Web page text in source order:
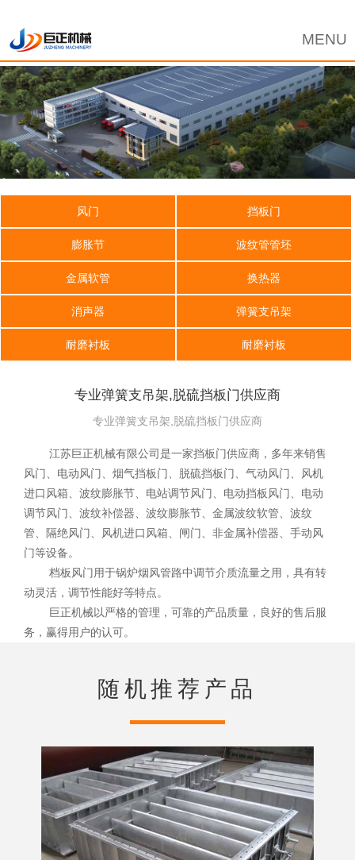
风门 挡板门
膨胀节 波纹管管坯
金属软管 换热器
消声器 弹簧支吊架
耐磨衬板 耐磨衬板
专业弹簧支吊架,脱硫挡板门供应商
专业弹簧支吊架,脱硫挡板门供应商
江苏巨正机械有限公司是一家挡板门供应商，多年来销售
风门、电动风门、烟气挡板门、脱硫挡板门、气动风门、风机
进口风箱、波纹膨胀节、电站调节风门、电动挡板风门、电动
调节风门、波纹补偿器、波纹膨胀节、金属波纹软管、波纹
管、隔绝风门、风机进口风箱、闸门、非金属补偿器、手动风
门等设备。
档板风门用于锅炉烟风管路中调节介质流量之用，具有转
动灵活，调节性能好等特点。
巨正机械以严格的管理，可靠的产品质量，良好的售后服
务，赢得用户的认可。
随机推荐产品